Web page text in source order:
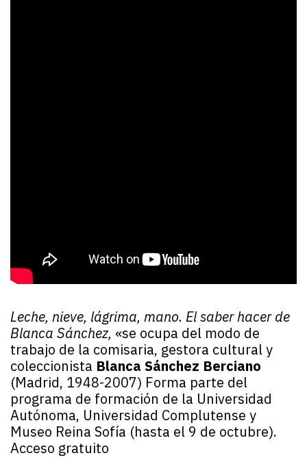
Leche, nieve, lágrima, mano. El saber hacer de
Blanca Sánchez, «se ocupa del modo de
trabajo de la comisaria, gestora cultural y
coleccionista Blanca Sánchez Berciano
(Madrid, 1948-2007) Forma parte del
programa de formación de la Universidad
Autónoma, Universidad Complutense y
Museo Reina Sofía (hasta el 9 de octubre).
Acceso gratuito